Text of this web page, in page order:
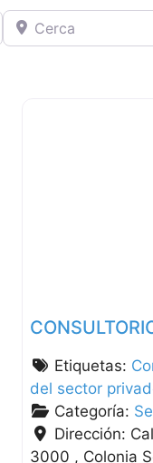
Cerca
Etiquetas:
del sector
Categoría:
Dirección:
3000 , Colonia